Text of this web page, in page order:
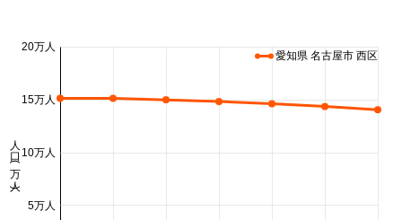
5万人
10万人
15万人
20万人
人口 (万人)
愛知県 名古屋市 西区